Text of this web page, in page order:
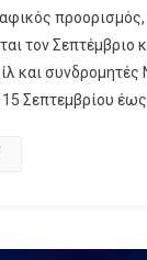
προορισμός,
τον Σεπτέμβριο
και
Σεπτεμβρίου